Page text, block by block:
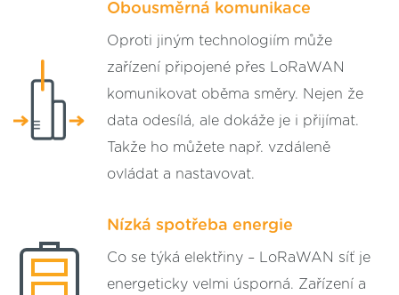
Obousměrná komunikace
Oproti jiným technologiím může
zařízení připojené přes LoRaWAN
komunikovat oběma směry. Nejen že
data odesílá, ale dokáže je i přijímat.
Takže ho můžete např. vzdáleně
ovládat a nastavovat.
Nízká spotřeba energie
Co se týká elektřiny – LoRaWAN síť je
energeticky velmi úsporná. Zařízení a